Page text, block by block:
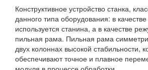
Конструктивное устройство станка,
данного типа оборудования: в
используется станина, а в качестве
пильная рама. Пильная рама
двух колоннах высокой стабильности,
обеспечивают точное и плавное